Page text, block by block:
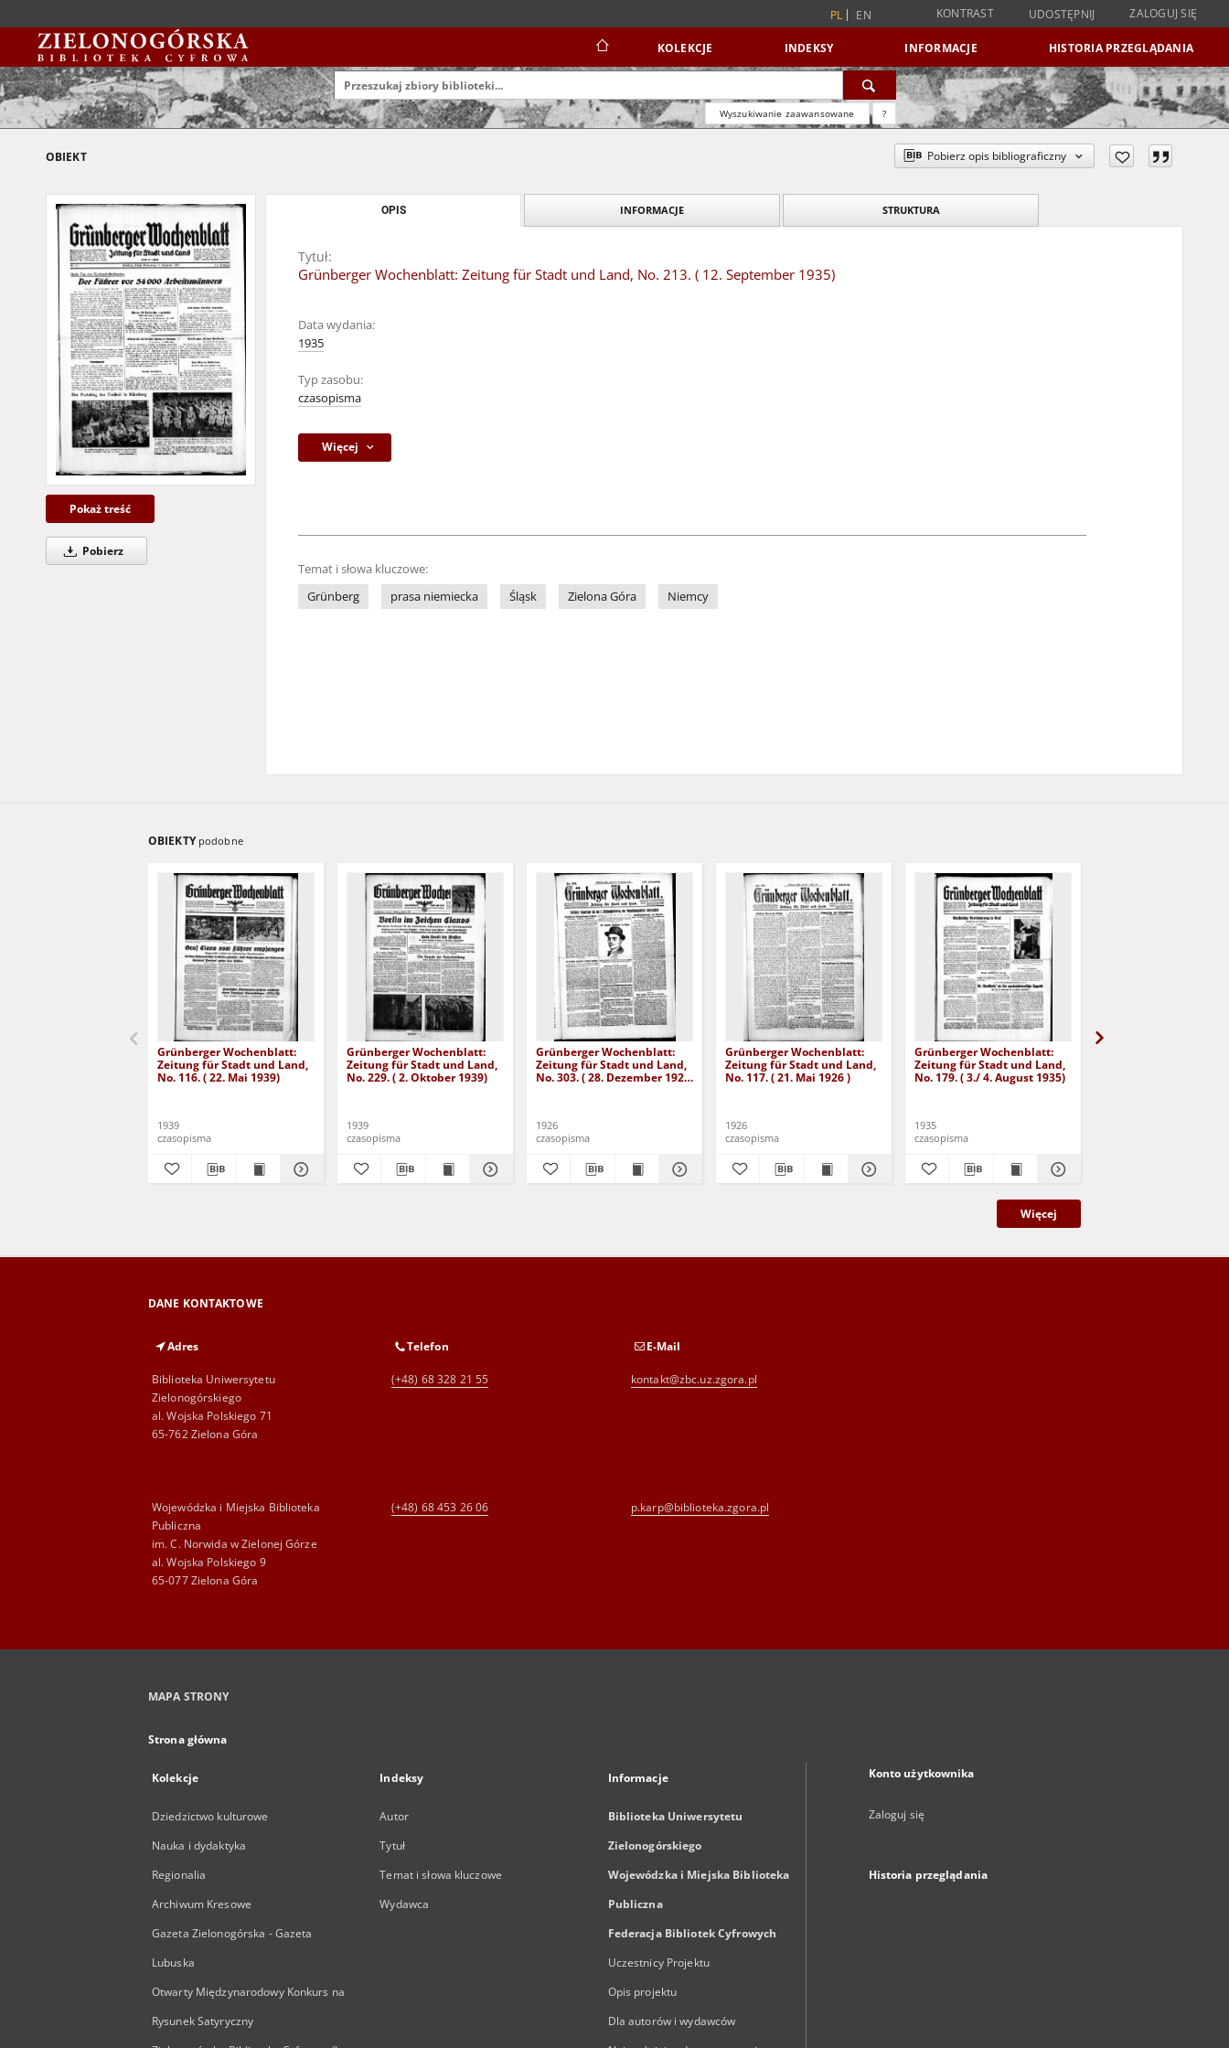
PL EN KONTRAST UDOSTĘPNIJ ZALOGUJ SIĘ
KOLEKCJE INDEKSY INFORMACJE HISTORIA PRZEGLĄDANIA
Wyszukiwanie zaawansowane ?
OBIEKT Pobierz opis bibliograficzny
Pokaż treść
Pobierz
OPIS INFORMACJE STRUKTURA
Tytuł:
Grünberger Wochenblatt: Zeitung für Stadt und Land, No. 213. ( 12. September 1935)
Data wydania:
1935
Typ zasobu:
czasopisma
Więcej
Temat i słowa kluczowe:
Grünberg
prasa niemiecka Śląsk Zielona Góra Niemcy
OBIEKTY podobne
Grünberger Wochenblatt:
Zeitung für Stadt und Land,
No. 116. ( 22. Mai 1939)
1939
czasopisma
Grünberger Wochenblatt:
Zeitung für Stadt und Land,
No. 229. ( 2. Oktober 1939)
1939
czasopisma
Grünberger Wochenblatt:
Zeitung für Stadt und Land,
No. 303. ( 28. Dezember 1926
1926
czasopisma
Grünberger Wochenblatt:
Zeitung für Stadt und Land,
No. 117. ( 21. Mai 1926 )
1926
czasopisma
Grünberger Wochenblatt:
Zeitung für Stadt und Land,
No. 179. ( 3./ 4. August 1935)
1935
czasopisma
Więcej
DANE KONTAKTOWE
Adres
Biblioteka Uniwersytetu
Zielonogórskiego
al. Wojska Polskiego 71
65-762 Zielona Góra
Telefon
(+48) 68 328 21 55
E-Mail
kontakt@zbc.uz.zgora.pl
Wojewódzka i Miejska Biblioteka
Publiczna
im. C. Norwida w Zielonej Górze
al. Wojska Polskiego 9
65-077 Zielona Góra
(+48) 68 453 26 06 p.karp@biblioteka.zgora.pl
MAPA STRONY
Strona główna
Kolekcje
Dziedzictwo kulturowe
Nauka i dydaktyka
Regionalia
Archiwum Kresowe
Gazeta Zielonogórska - Gazeta
Lubuska
Otwarty Międzynarodowy Konkurs na
Rysunek Satyryczny
Indeksy
Autor
Tytuł
Temat i słowa kluczowe
Wydawca
Informacje
Biblioteka Uniwersytetu
Zielonogórskiego
Wojewódzka i Miejska Biblioteka
Publiczna
Federacja Bibliotek Cyfrowych
Uczestnicy Projektu
Opis projektu
Dla autorów i wydawców
Konto użytkownika
Zaloguj się
Historia przeglądania